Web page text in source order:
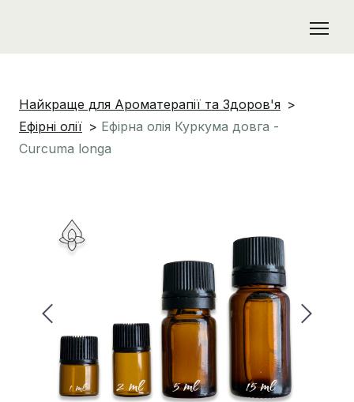
Найкраще для Ароматерапії та Здоров'я
Ефірні олії
Ефірна олія Куркума довга -
Curcuma longa